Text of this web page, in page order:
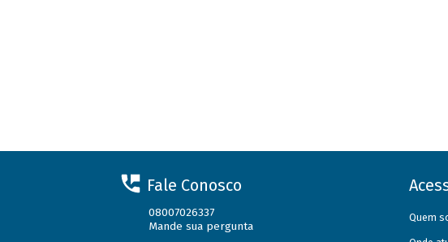
Fale Conosco
08007026337
Mande sua pergunta
Quem